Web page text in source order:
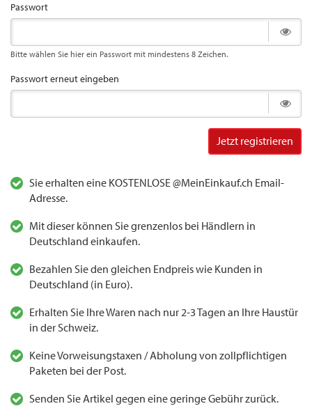
Passwort
Bitte wählen Sie hier ein Passwort mit mindestens 8 Zeichen.
Passwort erneut eingeben
Jetzt registrieren
Sie erhalten eine KOSTENLOSE @MeinEinkauf.ch Email-
Adresse.
Mit dieser können Sie grenzenlos bei Händlern in
Deutschland einkaufen.
Bezahlen Sie den gleichen Endpreis wie Kunden in
Deutschland (in Euro).
Erhalten Sie Ihre Waren nach nur 2-3 Tagen an Ihre Haustür
in der Schweiz.
Keine Vorweisungstaxen / Abholung von zollpflichtigen
Paketen bei der Post.
Senden Sie Artikel gegen eine geringe Gebühr zurück.